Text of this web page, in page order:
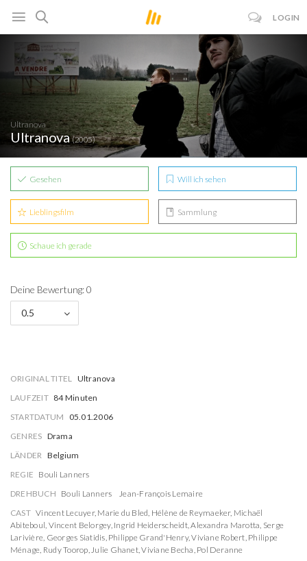
LOGIN
Ultranova
Ultranova(2005)
Gesehen Will ich sehen
Lieblingsfilm Sammlung
Schaue ich gerade
Deine Bewertung: 0
0.5
ORIGINAL TITEL Ultranova
LAUFZEIT 84 Minuten
STARTDATUM
05.01.2006
GENRES Drama
LÄNDER Belgium
REGIE Bouli Lanners
DREHBUCH Bouli Lanners
Jean-François Lemaire
CAST Vincent Lecuyer, Marie du Bled, Hélène de Reymaeker, Michaël
Abiteboul, Vincent Belorgey, Ingrid Heiderscheidt,Alexandra Marotta, Serge
Larivière, Georges Siatidis, Philippe Grand'Henry,Viviane Robert, Philippe
Ménage, Rudy Toorop,Julie Ghanet,Viviane Becha, Pol Deranne